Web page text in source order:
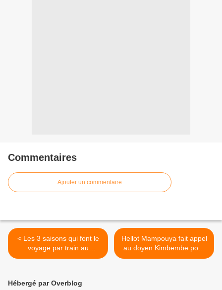
Commentaires
Ajouter un commentaire
< Les 3 saisons qui font le
voyage par train au
Cameroun
Hellot Mampouya fait appel
au doyen Kimbembe pour
sauver le BAC! >
Hébergé par Overblog